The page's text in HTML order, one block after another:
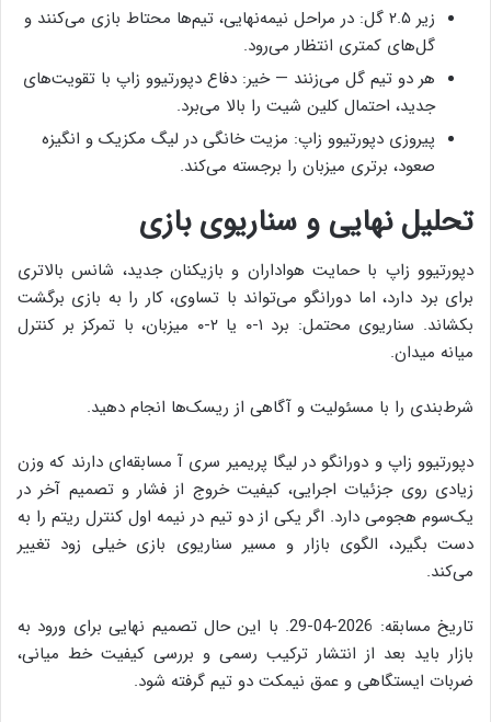
زیر ۲.۵ گل: در مراحل نیمه‌نهایی، تیم‌ها محتاط بازی می‌کنند و
گل‌های کمتری انتظار می‌رود.
هر دو تیم گل می‌زنند — خیر: دفاع دپورتیوو زاپ با تقویت‌های
جدید، احتمال کلین شیت را بالا می‌برد.
پیروزی دپورتیوو زاپ: مزیت خانگی در لیگ مکزیک و انگیزه
صعود، برتری میزبان را برجسته می‌کند.
تحلیل نهایی و سناریوی بازی
دپورتیوو زاپ با حمایت هواداران و بازیکنان جدید، شانس بالاتری
برای برد دارد، اما دورانگو می‌تواند با تساوی، کار را به بازی برگشت
بکشاند. سناریوی محتمل: برد ۱-۰ یا ۲-۰ میزبان، با تمرکز بر کنترل
میانه میدان.
شرط‌بندی را با مسئولیت و آگاهی از ریسک‌ها انجام دهید.
دپورتیوو زاپ و دورانگو در لیگا پریمیر سری آ مسابقه‌ای دارند که وزن
زیادی روی جزئیات اجرایی، کیفیت خروج از فشار و تصمیم آخر در
یک‌سوم هجومی دارد. اگر یکی از دو تیم در نیمه اول کنترل ریتم را به
دست بگیرد، الگوی بازار و مسیر سناریوی بازی خیلی زود تغییر
می‌کند.
تاریخ مسابقه: 2026-04-29. با این حال تصمیم نهایی برای ورود به
بازار باید بعد از انتشار ترکیب رسمی و بررسی کیفیت خط میانی،
ضربات ایستگاهی و عمق نیمکت دو تیم گرفته شود.